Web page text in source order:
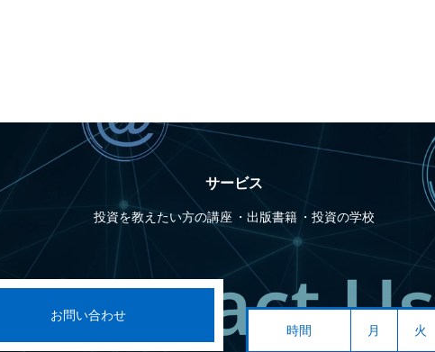
サービス
投資を教えたい方の講座 出版書籍 投資の学校
お問い合わせ
時間 月 火